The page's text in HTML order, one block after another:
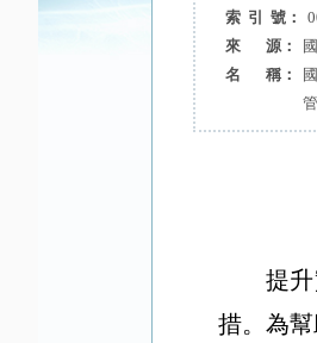
索 引 號：
來 源：
名 稱：
提
措。為